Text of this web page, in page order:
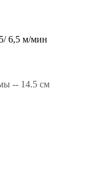
6,5 м/мин
-- 14.5 см